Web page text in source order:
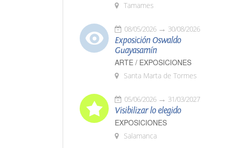
Tamames
08/05/2026 30/08/2026
Exposición Oswaldo
Guayasamín
ARTE / EXPOSICIONES
Santa Marta de Tormes
05/06/2026 31/03/2027
Visibilizar lo elegido
EXPOSICIONES
Salamanca